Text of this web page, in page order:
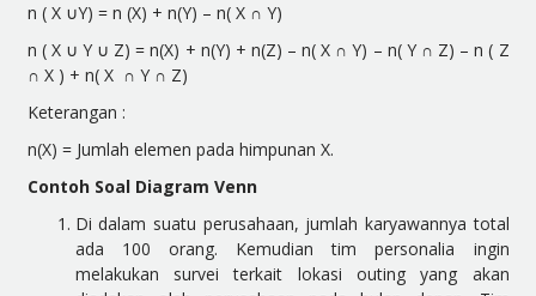
n ( X ∪Y) = n (X) + n(Y) – n( X ∩ Y)
n ( X ∪ Y ∪ Z) = n(X) + n(Y) + n(Z) – n( X ∩ Y) – n( Y ∩ Z) – n ( Z
∩ X ) + n( X ∩ Y ∩ Z)
Keterangan :
n(X) = Jumlah elemen pada himpunan X.
Contoh Soal Diagram Venn
Di dalam suatu perusahaan, jumlah karyawannya total
ada 100 orang. Kemudian tim personalia ingin
melakukan survei terkait lokasi outing yang akan